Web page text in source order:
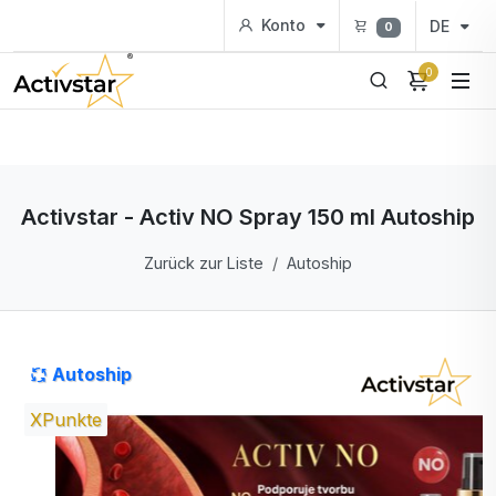
Konto 0 DE
0
Activstar - Activ NO Spray 150 ml Autoship
Zurück zur Liste Autoship
Autoship
XPunkte